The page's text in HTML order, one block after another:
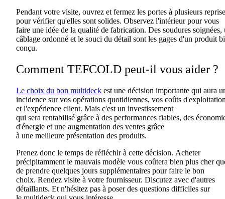
Pendant votre visite, ouvrez et fermez les portes à plusieurs
pour vérifier qu'elles sont solides. Observez l'intérieur pour vous
faire une idée de la qualité de fabrication. Des soudures soignées,
câblage ordonné et le souci du détail sont les gages d'un produit
conçu.
Comment TEFCOLD peut-il vous aider ?
Le choix du bon multideck est une décision importante qui aura
incidence sur vos opérations quotidiennes, vos coûts
et l'expérience client. Mais c'est un investissement
qui sera rentabilisé grâce à des performances fiables, des
d'énergie et une augmentation des ventes grâce
à une meilleure présentation des produits.
Prenez donc le temps de réfléchir à cette décision. Acheter
précipitamment le mauvais modèle vous coûtera bien plus cher
de prendre quelques jours supplémentaires pour faire le bon
choix. Rendez visite à votre fournisseur. Discutez avec d'autres
détaillants. Et n'hésitez pas à poser des questions difficiles sur